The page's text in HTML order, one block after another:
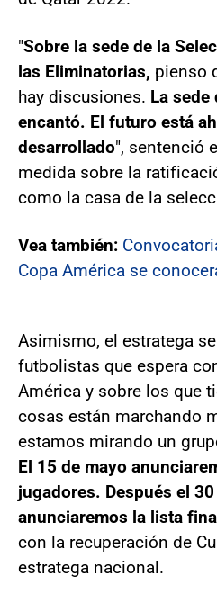
"Sobre la sede de la
las Eliminatorias, pienso
hay discusiones. La sede
encantó. El futuro está
desarrollado", sentenció
medida sobre la
como la casa de la
Vea también:
Copa América se
Asimismo, el estratega
futbolistas que espera
América y sobre los que
cosas están marchando
estamos mirando un
El 15 de mayo
jugadores. Después el
anunciaremos la lista
con la recuperación de
estratega nacional.